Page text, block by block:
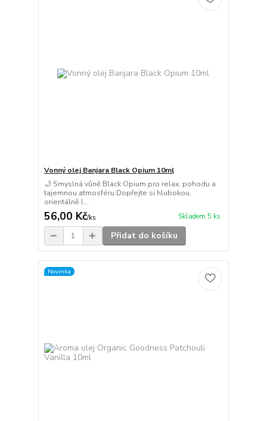
Vonný olej Banjara Black Opium 10ml
🌙 Smyslná vůně Black Opium pro relax, pohodu a
tajemnou atmosféru Dopřejte si hlubokou,
orientálně l...
56,00 Kč/ks Skladem 5 ks
Přidat do košíku
Novinka